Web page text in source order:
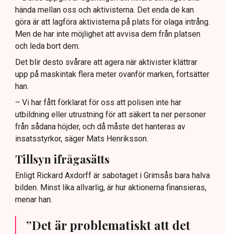
hända mellan oss och aktivisterna. Det enda de kan
göra är att lagföra aktivisterna på plats för olaga intrång.
Men de har inte möjlighet att avvisa dem från platsen
och leda bort dem.
Det blir desto svårare att agera när aktivister klättrar
upp på maskintak flera meter ovanför marken, fortsätter
han.
– Vi har fått förklarat för oss att polisen inte har
utbildning eller utrustning för att säkert ta ner personer
från sådana höjder, och då måste det hanteras av
insatsstyrkor, säger Mats Henriksson.
Tillsyn ifrågasätts
Enligt Rickard Axdorff är sabotaget i Grimsås bara halva
bilden. Minst lika allvarlig, är hur aktionerna finansieras,
menar han.
”Det är problematiskt att det